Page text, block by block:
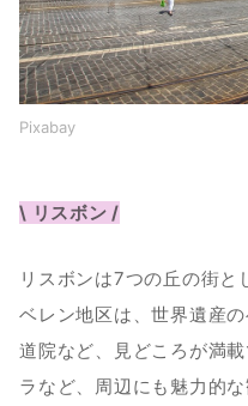
０５｜クレリゴス教会
０６｜サンタ・ジュスタのリ
０２｜Mercado Bom
Pixabay
\ リスボン /
リスボンは7つの丘の街
ベレン地区は、世界遺産
道院など、見どころが満
ラなど、周辺にも魅力的